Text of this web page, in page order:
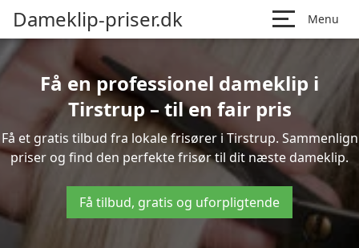
Dameklip-priser.dk Menu
Få en professionel dameklip i
Tirstrup – til en fair pris
Få et gratis tilbud fra lokale frisører i Tirstrup. Sammenlign
priser og find den perfekte frisør til dit næste dameklip.
Få tilbud, gratis og uforpligtende